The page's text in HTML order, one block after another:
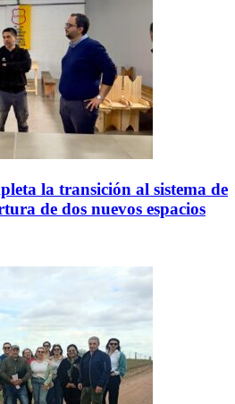
la transición al sistema de
de dos nuevos espacios